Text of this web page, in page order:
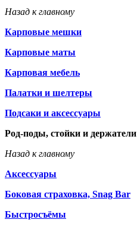
Назад к главному
Карповые мешки
Карповые маты
Карповая мебель
Палатки и шелтеры
Подсаки и аксессуары
Род-поды, стойки и держатели
Назад к главному
Аксессуары
Боковая страховка, Snag Bar
Быстросъёмы